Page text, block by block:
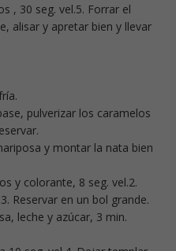
, 30 seg. vel.5. Forrar el
alisar y apretar bien y llevar
pulverizar los caramelos
y montar la nata bien
y colorante, 8 seg. vel.2.
Reservar en un bol grande.
leche y azúcar, 3 min.